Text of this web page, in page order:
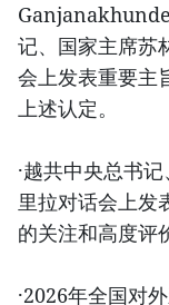
记、国家主席苏
会上发表重要主
上述认定。
·越共中央总书
里拉对话会上发
的关注和高度评
·2026年全国对